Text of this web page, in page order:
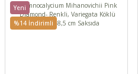
Yeni
%14 İndirimli